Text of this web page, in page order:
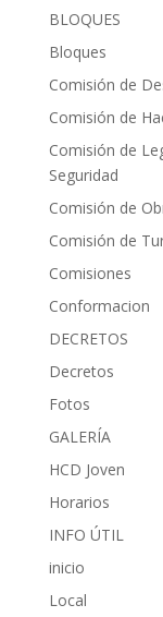
BLOQUES
Bloques
Comisión de
Comisión de
Comisión de
Seguridad
Comisión de
Comisión de
Comisiones
Conformacion
DECRETOS
Decretos
Fotos
GALERÍA
HCD Joven
Horarios
INFO ÚTIL
inicio
Local